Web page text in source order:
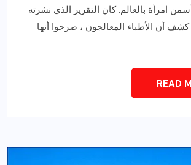
امرأة بالعالم. كان التقرير الذي نشرته
أن الأطباء المعالجون ، صرحوا أنها
READ